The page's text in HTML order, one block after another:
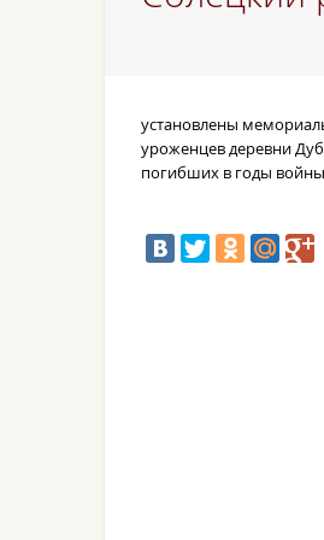
установлены
уроженцев деревни
погибших в годы войны